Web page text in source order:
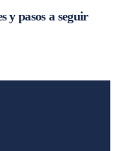
y pasos a seguir